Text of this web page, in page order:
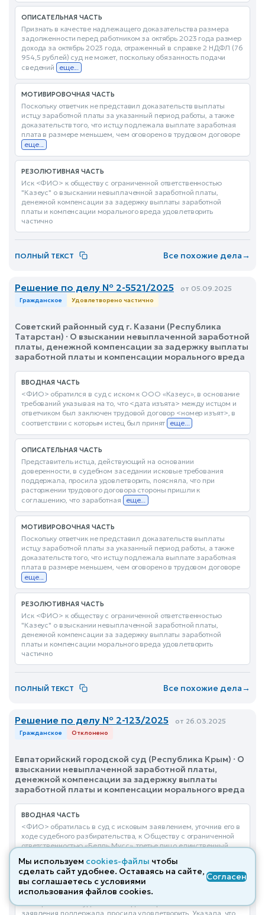
ОПИСАТЕЛЬНАЯ ЧАСТЬ
Признать в качестве надлежащего доказательства размера
задолженности перед работником за октябрь 2023 года размер
дохода за октябрь 2023 года, отраженный в справке 2 НДФЛ (76
954,5 рублей) суд не может, поскольку обязанность подачи
сведений
еще...
МОТИВИРОВОЧНАЯ ЧАСТЬ
Поскольку ответчик не представил доказательств выплаты
истцу заработной платы за указанный период работы, а также
доказательств того, что истцу подлежала выплате заработная
плата в размере меньшем, чем оговорено в трудовом договоре
еще...
РЕЗОЛЮТИВНАЯ ЧАСТЬ
Иск <ФИО> к обществу с ограниченной ответственностью
"Казеус" о взыскании невыплаченной заработной платы,
денежной компенсации за задержку выплаты заработной
платы и компенсации морального вреда удовлетворить
частично
ПОЛНЫЙ ТЕКСТ Все похожие дела→
Решение по делу № 2-5521/2025 от 05.09.2025
Гражданское Удовлетворено частично
Советский районный суд г. Казани (Республика
Татарстан) · О взыскании невыплаченной заработной
платы, денежной компенсации за задержку выплаты
заработной платы и компенсации морального вреда
ВВОДНАЯ ЧАСТЬ
<ФИО> обратился в суд с иском к ООО «Казеус», в основание
требований указывая на то, что <дата изъята> между истцом и
ответчиком был заключен трудовой договор <номер изъят>, в
соответствии с которым истец был принят еще...
ОПИСАТЕЛЬНАЯ ЧАСТЬ
Представитель истца, действующий на основании
доверенности, в судебном заседании исковые требования
поддержала, просила удовлетворить, поясняла, что при
расторжении трудового договора стороны пришли к
соглашению, что заработная
еще...
МОТИВИРОВОЧНАЯ ЧАСТЬ
Поскольку ответчик не представил доказательств выплаты
истцу заработной платы за указанный период работы, а также
доказательств того, что истцу подлежала выплате заработная
плата в размере меньшем, чем оговорено в трудовом договоре
еще...
РЕЗОЛЮТИВНАЯ ЧАСТЬ
Иск <ФИО> к обществу с ограниченной ответственностью
"Казеус" о взыскании невыплаченной заработной платы,
денежной компенсации за задержку выплаты заработной
платы и компенсации морального вреда удовлетворить
частично
ПОЛНЫЙ ТЕКСТ Все похожие дела→
Решение по делу № 2-123/2025 от 26.03.2025
Гражданское Отклонено
Евпаторийский городской суд (Республика Крым) · О
взыскании невыплаченной заработной платы,
денежной компенсации за задержку выплаты
заработной платы и компенсации морального вреда
ВВОДНАЯ ЧАСТЬ
<ФИО> обратилась в суд с исковым заявлением, уточнив его в
ходе судебного разбирательства, к Обществу с ограниченной
ответственностью «Белль Мусс», третье лицо единственный
Мусс» еще...
ОПИСАТЕЛЬНАЯ ЧАСТЬ
Истец <ФИО> в судебном заседании требования искового
заявления поддержала, просила удовлетворить. Указала, что
Мы используем cookies-файлы чтобы
сделать сайт удобнее. Оставаясь на сайте,
вы соглашаетесь с условиями
использования файлов cооkies.
Согласен